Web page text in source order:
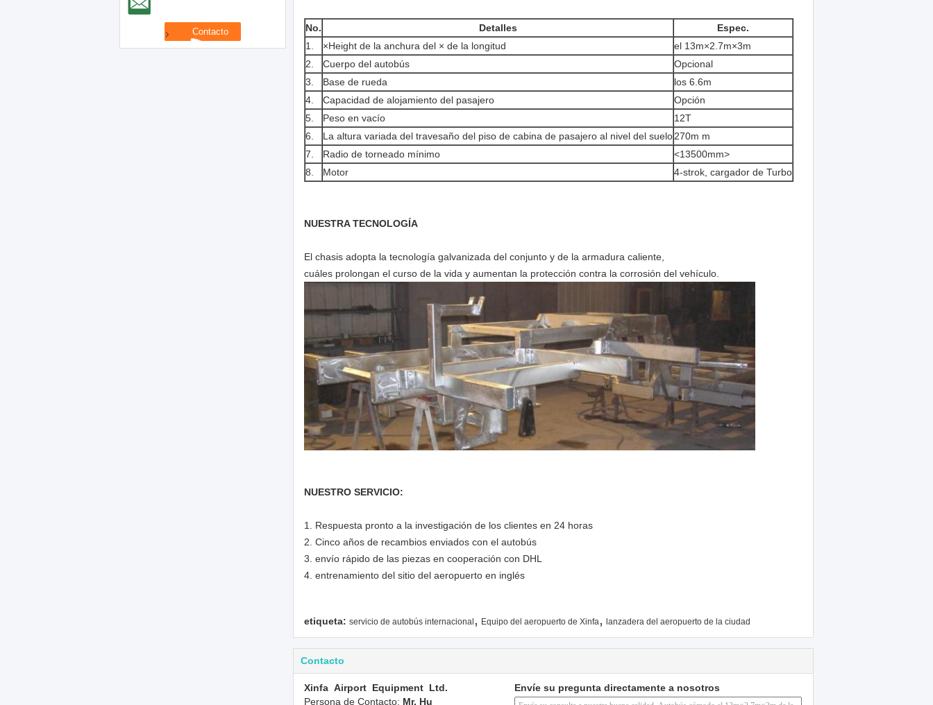
No. Detalles
Espec.
1.
×Height de la anchura del × de la longitud
el 13m×2.7m×3m
2.
Cuerpo del autobús
Opcional
3.
Base de rueda
los 6.6m
4.
Capacidad de alojamiento del pasajero
Opción
5.
Peso en vacío
12T
6.
La altura variada del travesaño del piso de cabina de pasajero al nivel del suelo270m m
7.
Radio de torneado mínimo
<13500mm>
8.
Motor 4-strok, cargador de Turbo
NUESTRA TECNOLOGÍA
El chasis adopta la tecnología galvanizada del conjunto y de la armadura caliente,
cuáles prolongan el curso de la vida y aumentan la protección contra la corrosión del vehículo.
NUESTRO SERVICIO:
1. Respuesta pronto a la investigación de los clientes en 24 horas
2. Cinco años de recambios enviados con el autobús
3. envío rápido de las piezas en cooperación con DHL
4. entrenamiento del sitio del aeropuerto en inglés
etiqueta: servicio de autobús internacional , Equipo del aeropuerto de Xinfa, lanzadera del aeropuerto de la ciudad
Contacto
Xinfa Airport Equipment Ltd.
Persona de Contacto: Mr. Hu
Envíe su pregunta directamente a nosotros